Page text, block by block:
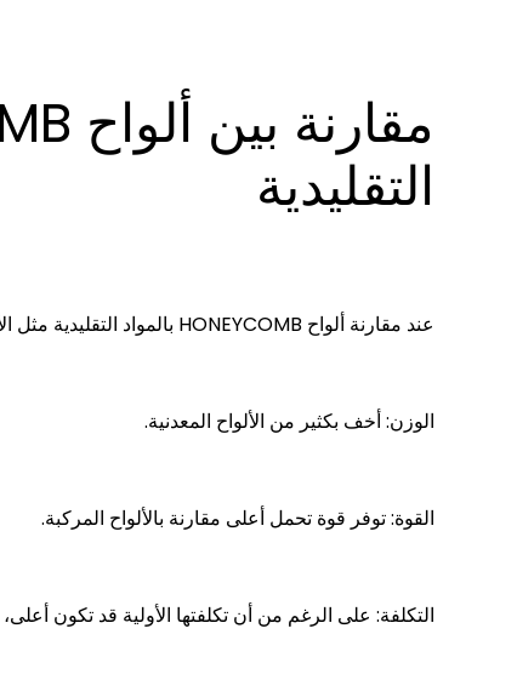
التقليدية
عند مقارنة ألواح HONEYCOMB بالمواد التقليدية مثل الألواح المعدنية أو المركبة، نجد أنها تتمتع بعدة مزايا:
الوزن: أخف بكثير من الألواح المعدنية.
القوة: توفر قوة تحمل أعلى مقارنة بالألواح المركبة.
التكلفة: على الرغم من أن تكلفتها الأولية قد تكون